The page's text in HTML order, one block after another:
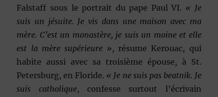
Falstaff sous le portrait du pape Paul VI. « Je
suis un jésuite. Je vis dans une maison avec ma
mère. C’est un monastère, je suis un moine et elle
est la mère supérieure », résume Kerouac, qui
habite aussi avec sa troisième épouse, à St.
Petersburg, en Floride. « Je ne suis pas beatnik. Je
suis catholique, confesse surtout l’écrivain